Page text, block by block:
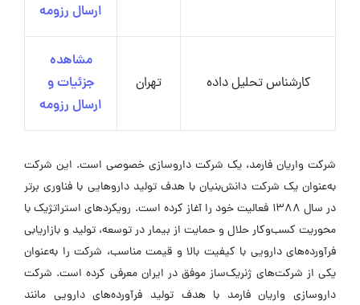
ارسال رزومه
کارشناس تحلیل داده تهران
مشاهده
جزئیات و
ارسال رزومه
شرکت واریان فارمد، یک شرکت داروسازی خصوصی است. این شرکت
به‌عنوان یک شرکت دانش‌بنیان با هدف تولید داروهایی با فناوری برتر
در سال ۱۳۸۸ فعالیت خود را آغاز کرده است. رویکردهای استراتژیک با
محوریت کسب‌وکار حلال و حمایت از بیمار در توسعه، تولید و بازاریابی
فرآورده‌های دارویی با کیفیت بالا و قیمت مناسب، شرکت را به‌عنوان
یکی از شرکت‌های ژنریک‌ساز موفق در ایران معرفی کرده است. شرکت
داروسازی واریان فارمد با هدف تولید فرآورده‌های دارویی مانند